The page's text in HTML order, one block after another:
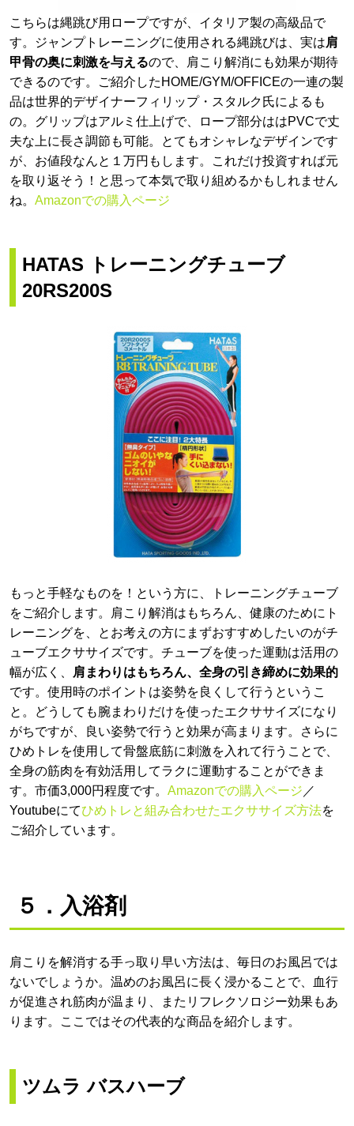
こちらは縄跳び用ロープですが、イタリア製の高級品で
す。ジャンプトレーニングに使用される縄跳びは、実は肩
甲骨の奥に刺激を与えるので、肩こり解消にも効果が期待
できるのです。ご紹介したHOME/GYM/OFFICEの一連の製
品は世界的デザイナーフィリップ・スタルク氏によるも
の。グリップはアルミ仕上げで、ロープ部分ははPVCで丈
夫な上に長さ調節も可能。とてもオシャレなデザインです
が、お値段なんと１万円もします。これだけ投資すれば元
を取り返そう！と思って本気で取り組めるかもしれません
ね。 Amazonでの購入ページ
HATAS トレーニングチューブ
20RS200S
もっと手軽なものを！という方に、トレーニングチューブ
をご紹介します。肩こり解消はもちろん、健康のためにト
レーニングを、とお考えの方にまずおすすめしたいのがチ
ューブエクササイズです。チューブを使った運動は活用の
幅が広く、
肩まわりはもちろん、全身の引き締めに効果的
です。使用時のポイントは姿勢を良くして行うというこ
と。どうしても腕まわりだけを使ったエクササイズになり
がちですが、良い姿勢で行うと効果が高まります。さらに
ひめトレを使用して骨盤底筋に刺激を入れて行うことで、
全身の筋肉を有効活用してラクに運動することができま
す。市価3,000円程度です。 Amazonでの購入ページ ／
Youtubeにてひめトレと組み合わせたエクササイズ方法を
ご紹介しています。
５．入浴剤
肩こりを解消する手っ取り早い方法は、毎日のお風呂では
ないでしょうか。温めのお風呂に長く浸かることで、血行
が促進され筋肉が温まり、またリフレクソロジー効果もあ
ります。ここではその代表的な商品を紹介します。
ツムラ バスハーブ